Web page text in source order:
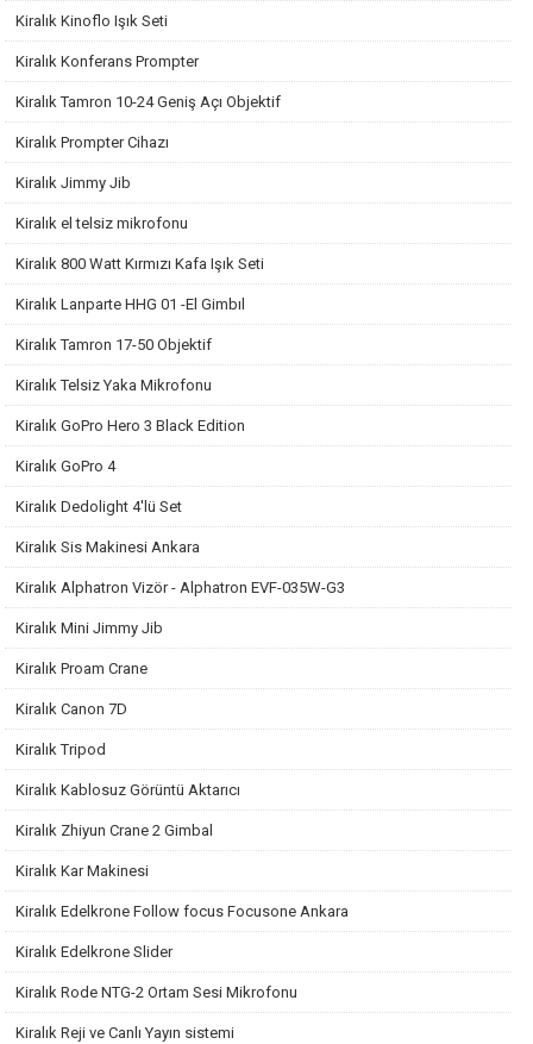
Kiralık Kinoflo Işık Seti
Kiralık Konferans Prompter
Kiralık Tamron 10-24 Geniş Açı Objektif
Kiralık Prompter Cihazı
Kiralık Jimmy Jib
Kiralık el telsiz mikrofonu
Kiralık 800 Watt Kırmızı Kafa Işık Seti
Kiralık Lanparte HHG 01 -El Gimbıl
Kiralık Tamron 17-50 Objektif
Kiralık Telsiz Yaka Mikrofonu
Kiralık GoPro Hero 3 Black Edition
Kiralık GoPro 4
Kiralık Dedolight 4'lü Set
Kiralık Sis Makinesi Ankara
Kiralık Alphatron Vizör - Alphatron EVF-035W-G3
Kiralık Mini Jimmy Jib
Kiralık Proam Crane
Kiralık Canon 7D
Kiralık Tripod
Kiralık Kablosuz Görüntü Aktarıcı
Kiralık Zhiyun Crane 2 Gimbal
Kiralık Kar Makinesi
Kiralık Edelkrone Follow focus Focusone Ankara
Kiralık Edelkrone Slider
Kiralık Rode NTG-2 Ortam Sesi Mikrofonu
Kiralık Reji ve Canlı Yayın sistemi